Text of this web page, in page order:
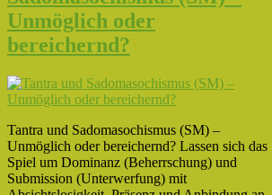
Unmöglich oder
bereichernd?
Tantra und Sadomasochismus (SM) –
Unmöglich oder bereichernd? Lassen sich das
Spiel um Dominanz (Beherrschung) und
Submission (Unterwerfung) mit